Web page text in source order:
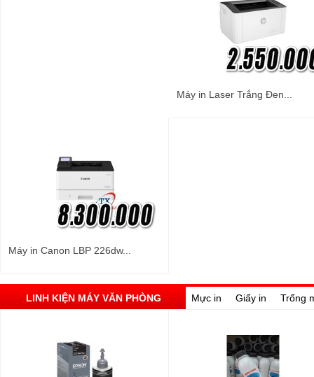
Máy in Laser Trắng Đen...
Máy in Canon LBP 226dw...
LINH KIỆN MÁY VĂN PHÒNG Mực in Giấy in Trống